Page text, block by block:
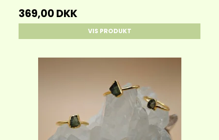
369,00 DKK
VIS PRODUKT